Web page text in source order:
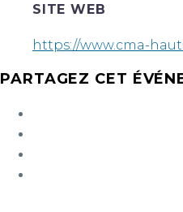
SITE WEB
https://www.cma-
PARTAGEZ CET